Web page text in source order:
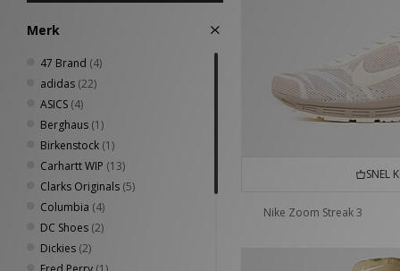
Merk
47 Brand (4)
adidas (22)
ASICS (4)
Berghaus (1)
Birkenstock (1)
Carhartt WIP (13)
Clarks Originals (5)
Columbia (4)
DC Shoes (2)
Dickies (2)
SNEL
Nike Zoom Streak 3